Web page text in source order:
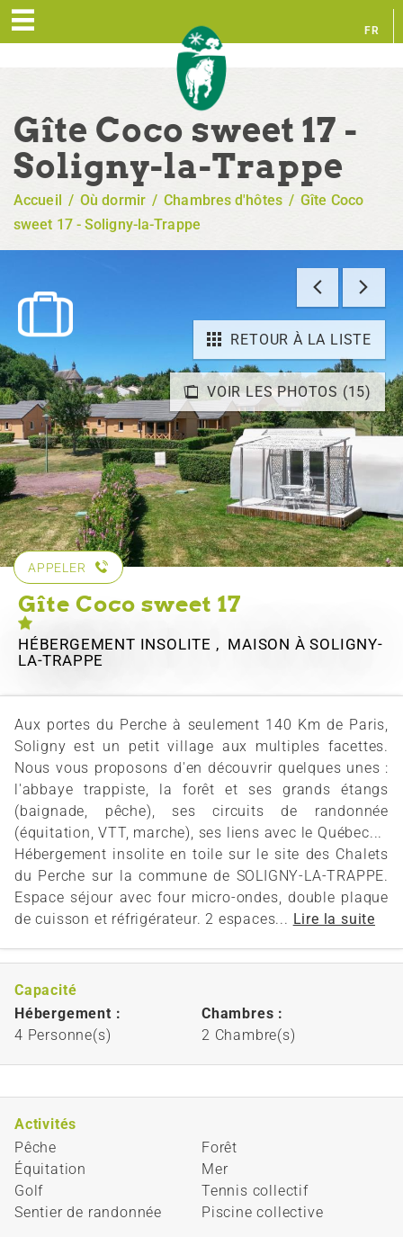
FR
Gîte Coco sweet 17 -
Soligny-la-Trappe
Accueil / Où dormir / Chambres d'hôtes / Gîte Coco
sweet 17 - Soligny-la-Trappe
VOIR LES PHOTOS (15)
RETOUR À LA LISTE
APPELER
Gîte Coco sweet 17
HÉBERGEMENT INSOLITE , MAISON À SOLIGNY-
LA-TRAPPE
Aux portes du Perche à seulement 140 Km de Paris,
Soligny est un petit village aux multiples facettes.
Nous vous proposons d'en découvrir quelques unes :
l'abbaye trappiste, la forêt et ses grands étangs
(baignade, pêche), ses circuits de randonnée
(équitation, VTT, marche), ses liens avec le Québec...
Hébergement insolite en toile sur le site des Chalets
du Perche sur la commune de SOLIGNY-LA-TRAPPE.
Espace séjour avec four micro-ondes, double plaque
de cuisson et réfrigérateur. 2 espaces... Lire la suite
Capacité
Hébergement :
4 Personne(s)
Chambres :
2 Chambre(s)
Activités
Pêche
Équitation
Golf
Sentier de randonnée
Forêt
Mer
Tennis collectif
Piscine collective